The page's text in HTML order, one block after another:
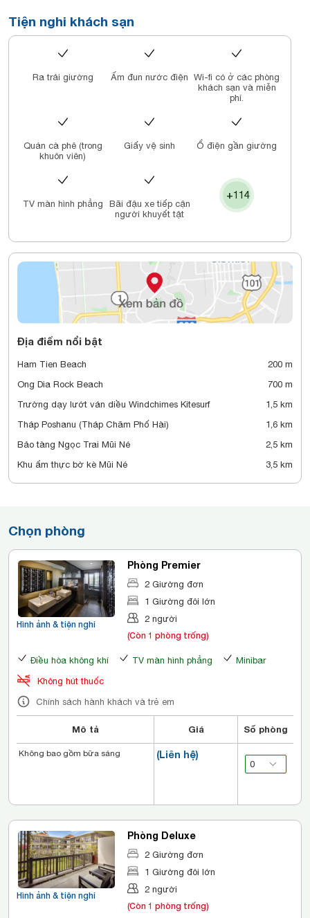
tắm bằng đá cực lớn, két an toàn và minibar.
Quý khách có thể thư giãn tại spa với đủ loại liệu pháp spa, mát-xa
và trị liệu. Nơi đây có các tiện nghi như phòng tập thể dục nhìn ra
khu vườn yên tĩnh và quý khách có thể ra ngoài để khám phá làng
Nhà hàng của resort phục vụ các món ăn đúng kiểu với tầm nhìn
ngoạn mục ra khung cảnh biển. Thực đơn đặc biệt có thể được
Tiện nghi khách sạn
Ra trải giường Ấm đun nước điện
Wi-fi có ở các phòng
khách sạn và miễn
phí.
Quán cà phê (trong
khuôn viên)
Giấy vệ sinh Ổ điện gần giường
TV màn hình phẳng
Bãi đậu xe tiếp cận
người khuyết tật
+114
Địa điểm nổi bật
Ham Tien Beach
200 m
Ong Dia Rock Beach
700 m
Trường dạy lướt ván diều Windchimes Kitesurf
1,5 km
Tháp Poshanu (Tháp Chăm Phố Hài)
1,6 km
Bảo tàng Ngọc Trai Mũi Né
2,5 km
Khu ẩm thực bờ kè Mũi Né
3,5 km
Chọn phòng
Hình ảnh & tiện nghi
Phòng Premier
2 Giường đơn
1 Giường đôi lớn
2 người
(Còn 1 phòng trống)
Điều hòa không khí TV màn hình phẳng
Minibar
Không hút thuốc
Chính sách hành khách và trẻ em
Mô tả Giá Số phòng
(Liên hệ)
Không bao gồm bữa sáng
Hình ảnh & tiện nghi
Phòng Deluxe
2 Giường đơn
1 Giường đôi lớn
2 người
(Còn 1 phòng trống)